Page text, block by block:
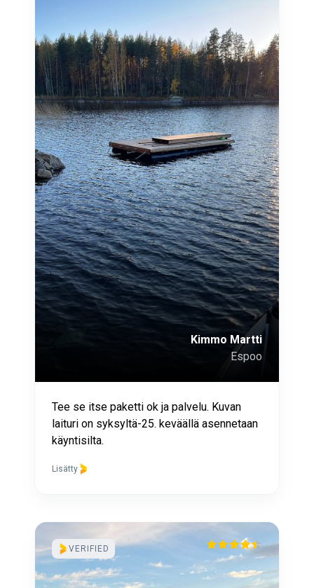
Kimmo Martti
Espoo
Tee se itse paketti ok ja palvelu. Kuvan
laituri on syksyltä-25. keväällä asennetaan
käyntisilta.
Lisätty
VERIFIED